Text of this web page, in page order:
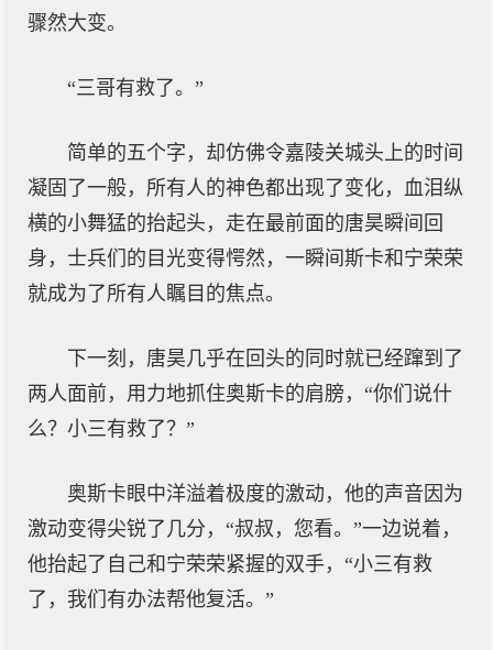
骤然大变。
“三哥有救了。”
简单的五个字，却仿佛令嘉陵关城头上的时间
凝固了一般，所有人的神色都出现了变化，血泪纵
横的小舞猛的抬起头，走在最前面的唐昊瞬间回
身，士兵们的目光变得愕然，一瞬间斯卡和宁荣荣
就成为了所有人瞩目的焦点。
下一刻，唐昊几乎在回头的同时就已经蹿到了
两人面前，用力地抓住奥斯卡的肩膀，“你们说什
么？小三有救了？”
奥斯卡眼中洋溢着极度的激动，他的声音因为
激动变得尖锐了几分，“叔叔，您看。”一边说着，
他抬起了自己和宁荣荣紧握的双手，“小三有救
了，我们有办法帮他复活。”